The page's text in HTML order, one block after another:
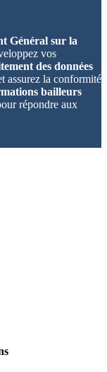
Général sur la
vos
des données
assurez la conformité
bailleurs
répondre aux